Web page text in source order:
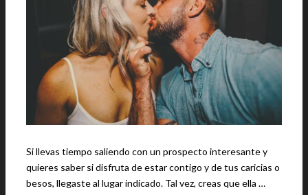
Si llevas tiempo saliendo con un prospecto interesante y
quieres saber si disfruta de estar contigo y de tus caricias o
besos, llegaste al lugar indicado. Tal vez, creas que ella …